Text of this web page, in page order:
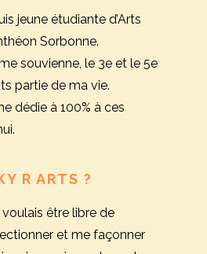
jeune étudiante d’Arts
Sorbonne.
souvienne, le 3e et le 5e
partie de ma vie.
dédie à 100% à ces
R ARTS ?
être libre de
et me façonner